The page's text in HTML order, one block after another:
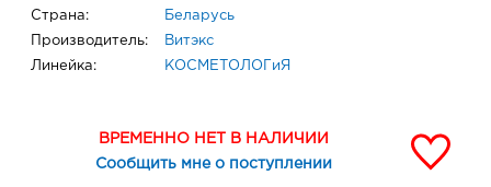
Страна: Беларусь
Производитель: Витэкс
Линейка: КОСМЕТОЛОГиЯ
ВРЕМЕННО НЕТ В НАЛИЧИИ
Сообщить мне о поступлении